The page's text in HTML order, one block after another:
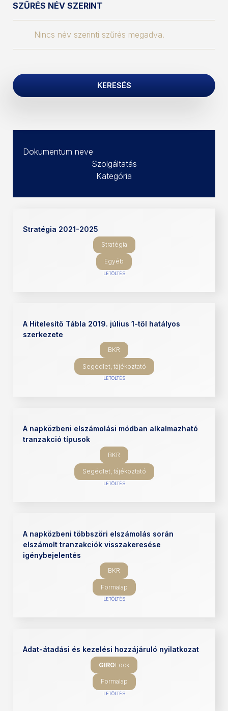
SZŰRÉS NÉV SZERINT
KERESÉS
Dokumentum neve
Szolgáltatás
Kategória
Stratégia 2021-2025
Stratégia
Egyéb
LETÖLTÉS
A Hitelesítő Tábla 2019. július 1-től hatályos
szerkezete
BKR
Segédlet, tájékoztató
LETÖLTÉS
A napközbeni elszámolási módban alkalmazható
tranzakció típusok
BKR
Segédlet, tájékoztató
LETÖLTÉS
A napközbeni többszöri elszámolás során
elszámolt tranzakciók visszakeresése
igénybejelentés
BKR
Formalap
LETÖLTÉS
Adat-átadási és kezelési hozzájáruló nyilatkozat
GIROLock
Formalap
LETÖLTÉS